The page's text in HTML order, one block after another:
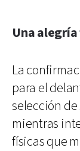
Una
La
para el
selección
mientras
físicas que